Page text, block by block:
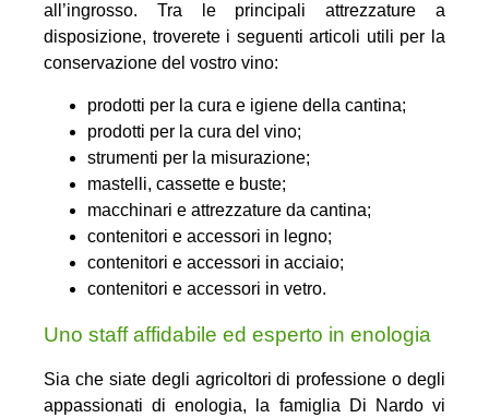
all’ingrosso. Tra le principali attrezzature a
disposizione, troverete i seguenti articoli utili per la
conservazione del vostro vino:
prodotti per la cura e igiene della cantina;
prodotti per la cura del vino;
strumenti per la misurazione;
mastelli, cassette e buste;
macchinari e attrezzature da cantina;
contenitori e accessori in legno;
contenitori e accessori in acciaio;
contenitori e accessori in vetro.
Uno staff affidabile ed esperto in enologia
Sia che siate degli agricoltori di professione o degli
appassionati di enologia, la famiglia Di Nardo vi